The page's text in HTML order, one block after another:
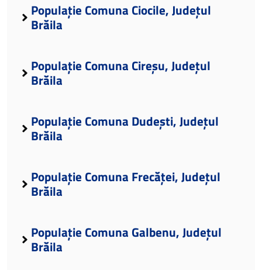
Populație Comuna Ciocile, Județul
Brăila
Populație Comuna Cireșu, Județul
Brăila
Populație Comuna Dudești, Județul
Brăila
Populație Comuna Frecăței, Județul
Brăila
Populație Comuna Galbenu, Județul
Brăila